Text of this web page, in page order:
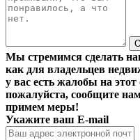
Мы стремимся сделать
как для владельцев
у вас есть жалобы на
пожалуйста, сообщите
примем меры!
Укажите ваш E-mail